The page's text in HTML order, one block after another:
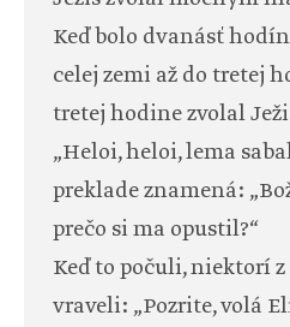
Keď bolo dvanásť
celej zemi až do tretej
tretej hodine zvolal
„Heloi, heloi, lema
preklade znamená:
prečo si ma opustil?“
Keď to počuli, niektorí
vraveli: „Pozrite, volá